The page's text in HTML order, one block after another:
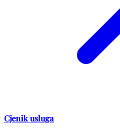
Cjenik usluga